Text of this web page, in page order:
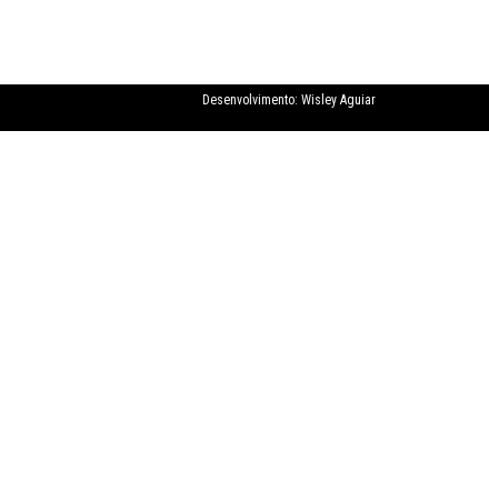
Desenvolvimento: Wisley Aguiar